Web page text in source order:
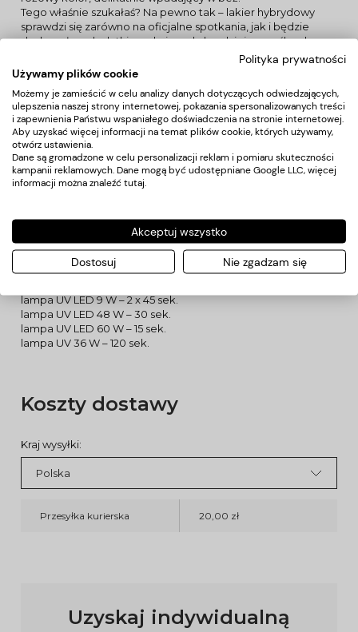
Tego właśnie szukałaś? Na pewno tak – lakier hybrydowy
sprawdzi się zarówno na oficjalne spotkania, jak i będzie
doskonałym dodatkiem do innych, bardziej wymyślnych
NOWA ODSŁONA LAKIERÓW HYBRYDOWYCH CLARESA TO
bezproblemowa aplikacja, bez zalewania skórek
intensywny połysk
idealna, średnia gęstość
bezpieczny dla paznokci i dłoni
trwałość nawet do 3 tygodni
pojemność: 5 g
STOSOWANIE
go w lamie UV/LED. W celu osiągnięcia satysfakcjonującego
efektu, czynność możesz powtórzyć. Stylizację zabezpiecz
aplikując i utwardzając TOP Claresa.
CZAS UTWARDZANIA
lampa UV LED 9 W – 2 x 45 sek.
lampa UV LED 48 W – 30 sek.
lampa UV LED 60 W – 15 sek.
lampa UV 36 W – 120 sek.
Koszty dostawy
Kraj wysyłki:
Przesyłka kurierska 20,00 zł
Uzyskaj indywidualną
Polityka prywatności
Używamy plików cookie
Możemy je zamieścić w celu analizy danych dotyczących odwiedzających,
ulepszenia naszej strony internetowej, pokazania spersonalizowanych treści
i zapewnienia Państwu wspaniałego doświadczenia na stronie internetowej.
Aby uzyskać więcej informacji na temat plików cookie, których używamy,
otwórz ustawienia.
Dane są gromadzone w celu personalizacji reklam i pomiaru skuteczności
kampanii reklamowych. Dane mogą być udostępniane Google LLC, więcej
informacji można znaleźć tutaj
Akceptuj wszystko
Dostosuj Nie zgadzam się